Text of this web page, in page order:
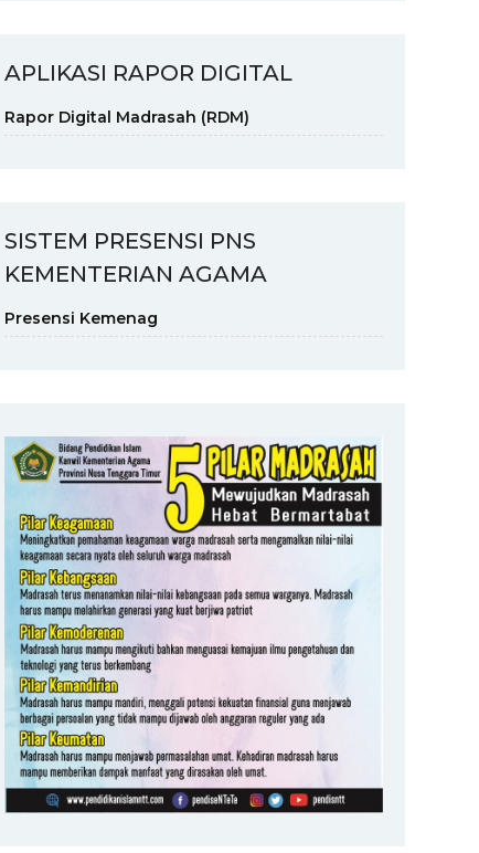
APLIKASI RAPOR DIGITAL
Rapor Digital Madrasah (RDM)
SISTEM PRESENSI PNS
KEMENTERIAN AGAMA
Presensi Kemenag